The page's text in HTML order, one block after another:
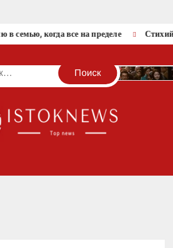
семью, когда все на пределе